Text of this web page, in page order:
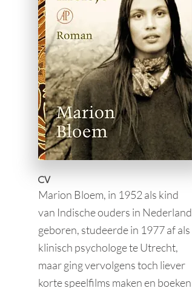
CV
Marion Bloem, in 1952 als kind
van Indische ouders in Nederland
geboren, studeerde in 1977 af als
klinisch psychologe te Utrecht,
maar ging vervolgens toch liever
korte speelfilms maken en boeken